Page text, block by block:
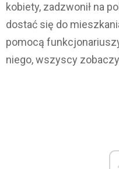
kobiety, zadzwonił na
dostać się do
pomocą
niego, wszyscy